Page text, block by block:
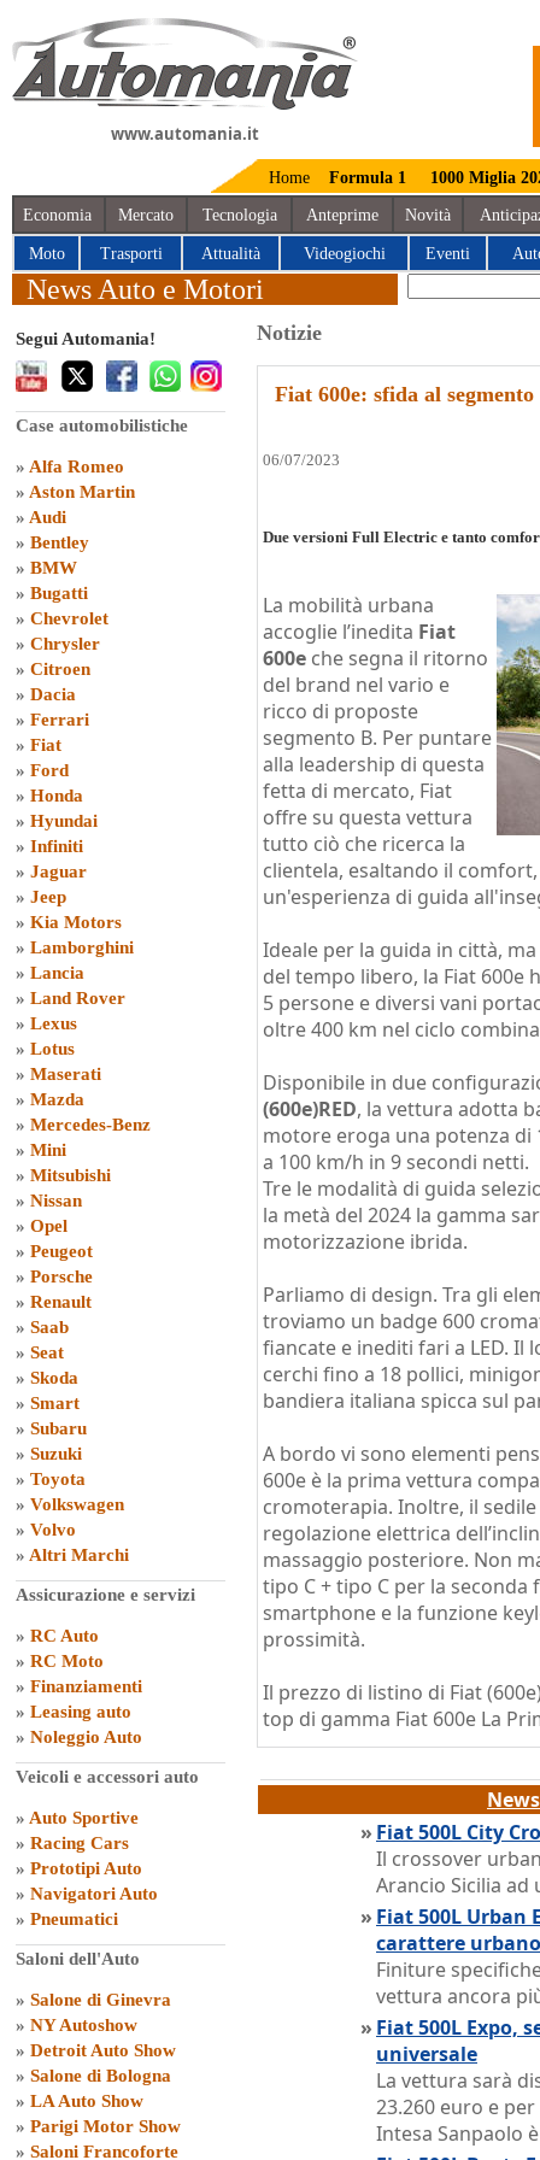
www.automania.it
Home Formula 1 1000 Miglia
Economia Mercato Tecnologia Anteprime Novità
Moto Trasporti Attualità Videogiochi Eventi
News Auto e Motori
Segui Automania!
Case automobilistiche
» Alfa Romeo
» Aston Martin
» Audi
» Bentley
» BMW
» Bugatti
» Chevrolet
» Chrysler
» Citroen
» Dacia
» Ferrari
» Fiat
» Ford
» Honda
» Hyundai
» Infiniti
» Jaguar
» Jeep
» Kia Motors
» Lamborghini
» Lancia
» Land Rover
» Lexus
» Lotus
» Maserati
» Mazda
» Mercedes-Benz
» Mini
» Mitsubishi
» Nissan
» Opel
» Peugeot
» Porsche
» Renault
» Saab
» Seat
» Skoda
» Smart
» Subaru
» Suzuki
» Toyota
» Volkswagen
» Volvo
» Altri Marchi
Assicurazione e servizi
» RC Auto
» RC Moto
» Finanziamenti
» Leasing auto
» Noleggio Auto
Veicoli e accessori auto
» Auto Sportive
» Racing Cars
» Prototipi Auto
» Navigatori Auto
» Pneumatici
Saloni dell'Auto
» Salone di Ginevra
» NY Autoshow
» Detroit Auto Show
» Salone di Bologna
» LA Auto Show
» Parigi Motor Show
» Saloni Francoforte
Notizie
Fiat 600e: sfida al segmento
06/07/2023
Due versioni Full Electric e tanto
La mobilità urbana
accoglie l’inedita Fiat
600e che segna il ritorno
del brand nel vario e
ricco di proposte
segmento B. Per puntare
alla leadership di questa
fetta di mercato, Fiat
offre su questa vettura
tutto ciò che ricerca la
clientela, esaltando il
un'esperienza di guida
Ideale per la guida in città,
del tempo libero, la Fiat 600e
5 persone e diversi vani
oltre 400 km nel ciclo
Disponibile in due
(600e)RED, la vettura adotta
motore eroga una potenza di
a 100 km/h in 9 secondi netti.
Tre le modalità di guida
la metà del 2024 la gamma
motorizzazione ibrida.
Parliamo di design. Tra gli
troviamo un badge 600
fiancate e inediti fari a LED.
cerchi fino a 18 pollici,
bandiera italiana spicca sul
A bordo vi sono elementi
600e è la prima vettura
cromoterapia. Inoltre, il
regolazione elettrica
massaggio posteriore. Non
tipo C + tipo C per la
smartphone e la funzione
prossimità.
Il prezzo di listino di Fiat
top di gamma Fiat 600e La
» Fiat 500L City
Il crossover
Arancio Sicilia ad
» Fiat 500L Urban
carattere urbano
Finiture
vettura ancora
» Fiat 500L Expo,
universale
La vettura sarà
23.260 euro e
Intesa Sanpaolo